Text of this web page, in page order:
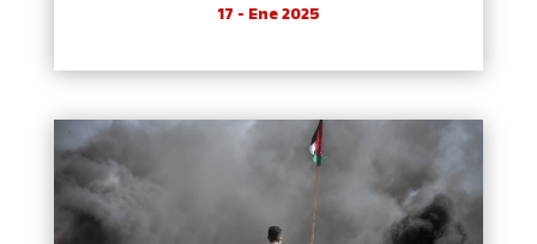
17 - Ene 2025